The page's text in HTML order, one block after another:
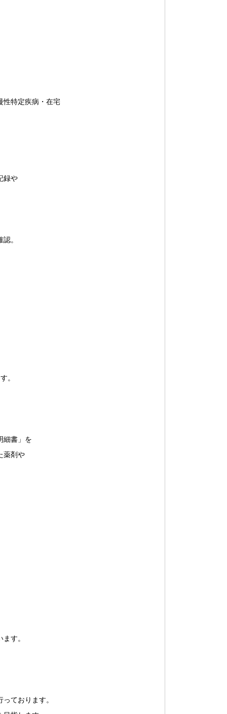
性特定疾病・在宅
録や
。
。
細書」を
薬剤や
す。
ております。